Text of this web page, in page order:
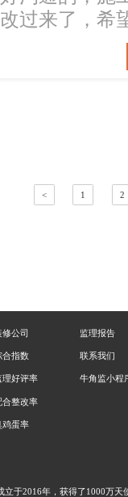
光泽不匀。 墙顶面
统一处理
过来了，
< 1 2
修公司
合指数
理好评率
合整改率
鸡蛋率
监理报告
联系我们
牛角监小程
立于2016年，获得了1000万